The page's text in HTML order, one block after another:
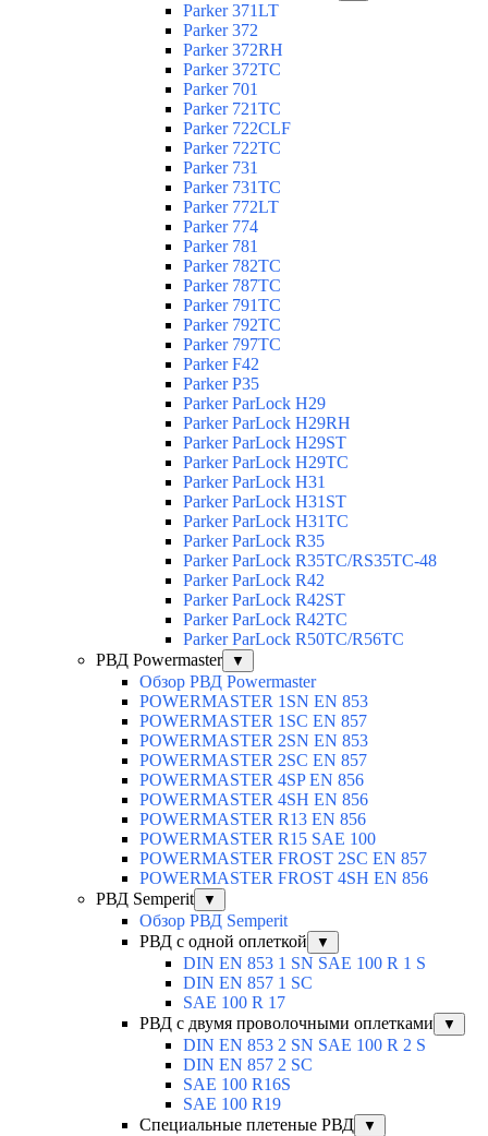
Parker 371LT
Parker 372
Parker 372RH
Parker 372TC
Parker 701
Parker 721TC
Parker 722CLF
Parker 722TC
Parker 731
Parker 731TC
Parker 772LT
Parker 774
Parker 781
Parker 782TC
Parker 787TC
Parker 791TC
Parker 792TC
Parker 797TC
Parker F42
Parker P35
Parker ParLock H29
Parker ParLock H29RH
Parker ParLock H29ST
Parker ParLock H29TC
Parker ParLock H31
Parker ParLock H31ST
Parker ParLock H31TC
Parker ParLock R35
Parker ParLock R35TC/RS35TC-48
Parker ParLock R42
Parker ParLock R42ST
Parker ParLock R42TC
Parker ParLock R50TC/R56TC
РВД Powermaster
▼
Обзор РВД Powermaster
POWERMASTER 1SN EN 853
POWERMASTER 1SC EN 857
POWERMASTER 2SN EN 853
POWERMASTER 2SC EN 857
POWERMASTER 4SP EN 856
POWERMASTER 4SH EN 856
POWERMASTER R13 EN 856
POWERMASTER R15 SAE 100
POWERMASTER FROST 2SC EN 857
POWERMASTER FROST 4SH EN 856
РВД Semperit
▼
Обзор РВД Semperit
РВД с одной оплеткой
▼
DIN EN 853 1 SN SAE 100 R 1 S
DIN EN 857 1 SC
SAE 100 R 17
РВД с двумя проволочными оплетками
▼
DIN EN 853 2 SN SAE 100 R 2 S
DIN EN 857 2 SC
SAE 100 R16S
SAE 100 R19
Специальные плетеные РВД
▼